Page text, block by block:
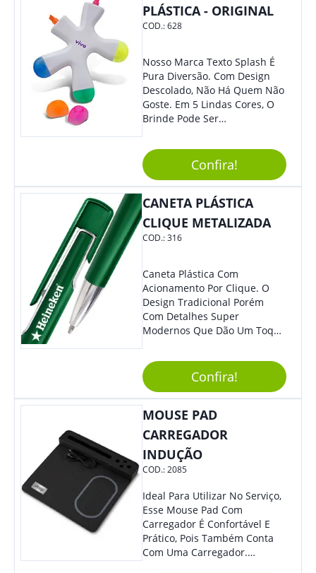
PLÁSTICA - ORIGINAL
COD.:628
Nosso Marca Texto Splash É
Pura Diversão. Com Design
Descolado, Não Há Quem Não
Goste. Em 5 Lindas Cores, O
Brinde Pode Ser
Marca, Demais, Não É? Não
Perca Essa Chance E Ofereça
A Seus Clientes E
Colaboradores.
Confira!
CANETA PLÁSTICA
CLIQUE METALIZADA
COD.:316
Caneta Plástica Com
Acionamento Por Clique. O
Design Tradicional Porém
Com Detalhes Super
Modernos Que Dão Um Toque
Confira!
MOUSE PAD
CARREGADOR
INDUÇÃO
COD.:2085
Ideal Para Utilizar No Serviço,
Esse Mouse Pad Com
Carregador É Confortável E
Prático, Pois Também Conta
Com Uma Carregador.